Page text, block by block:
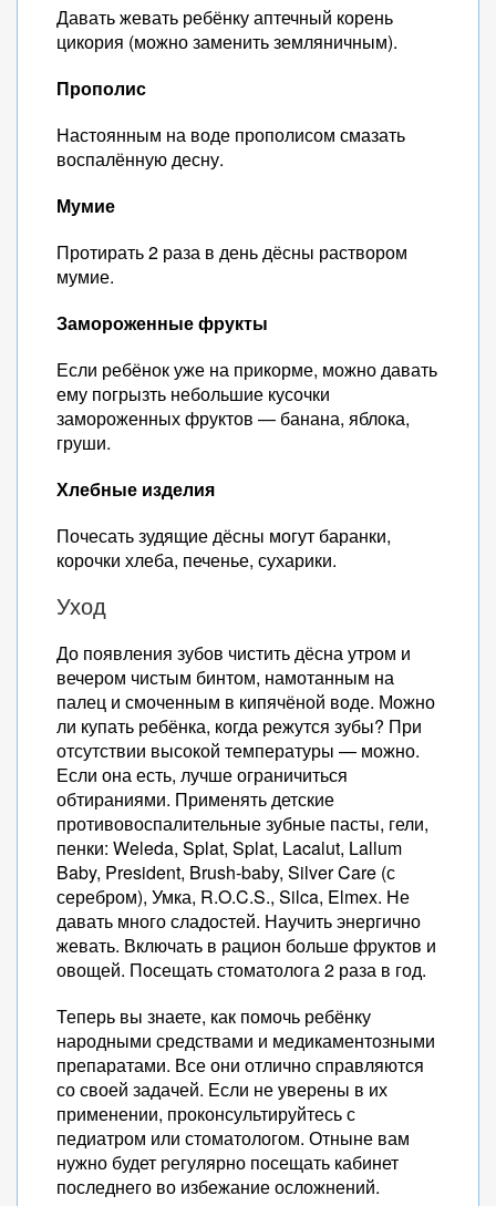
Давать жевать ребёнку аптечный корень
цикория (можно заменить земляничным).
Прополис
Настоянным на воде прополисом смазать
воспалённую десну.
Мумие
Протирать 2 раза в день дёсны раствором
мумие.
Замороженные фрукты
Если ребёнок уже на прикорме, можно давать
ему погрызть небольшие кусочки
замороженных фруктов — банана, яблока,
груши.
Хлебные изделия
Почесать зудящие дёсны могут баранки,
корочки хлеба, печенье, сухарики.
Уход
До появления зубов чистить дёсна утром и
вечером чистым бинтом, намотанным на
палец и смоченным в кипячёной воде. Можно
ли купать ребёнка, когда режутся зубы? При
отсутствии высокой температуры — можно.
Если она есть, лучше ограничиться
обтираниями. Применять детские
противовоспалительные зубные пасты, гели,
пенки: Weleda, Splat, Splat, Lacalut, Lallum
Baby, President, Brush-baby, Silver Care (с
серебром), Умка, R.O.C.S., Silca, Elmex. Не
давать много сладостей. Научить энергично
жевать. Включать в рацион больше фруктов и
овощей. Посещать стоматолога 2 раза в год.
Теперь вы знаете, как помочь ребёнку
народными средствами и медикаментозными
препаратами. Все они отлично справляются
со своей задачей. Если не уверены в их
применении, проконсультируйтесь с
педиатром или стоматологом. Отныне вам
нужно будет регулярно посещать кабинет
последнего во избежание осложнений.